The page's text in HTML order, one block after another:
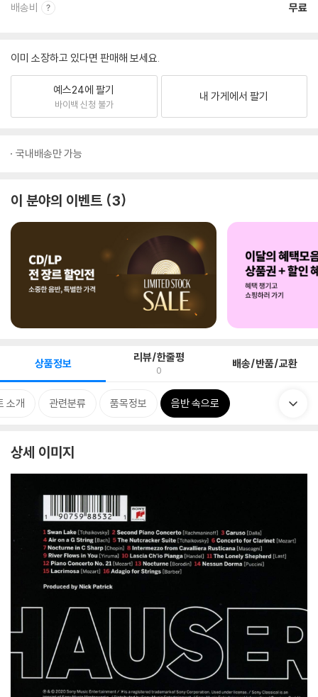
배송비 무료
이미 소장하고 있다면 판매해 보세요.
예스24에 팔기
바이백 신청 불가
내 가게에서 팔기
국내배송만 가능
이 분야의 이벤트 3
상품정보 리뷰/한줄평
0 배송/반품/교환
소개 관련분류 품목정보 음반 속으로
상세 이미지